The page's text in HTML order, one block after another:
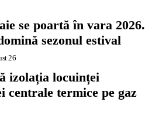
se poartă în vara 2026.
sezonul estival
26
izolația locuinței
centrale termice pe gaz